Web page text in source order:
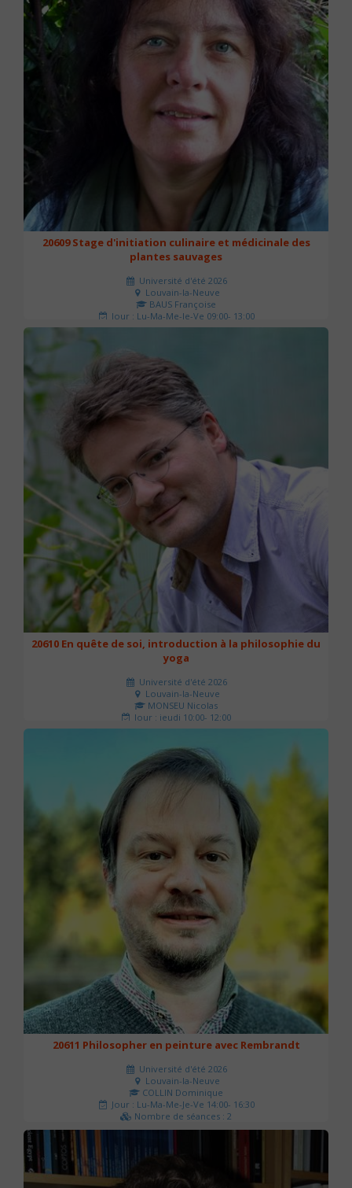
20609 Stage d'initiation culinaire et médicinale des
plantes sauvages
Université d'été 2026
Louvain-la-Neuve
BAUS Françoise
Jour : Lu-Ma-Me-Je-Ve 09:00- 13:00
Nombre de séances : 3
20610 En quête de soi, introduction à la philosophie du
yoga
Université d'été 2026
Louvain-la-Neuve
MONSEU Nicolas
Jour : jeudi 10:00- 12:00
Nombre de séances : 1
20611 Philosopher en peinture avec Rembrandt
Université d'été 2026
Louvain-la-Neuve
COLLIN Dominique
Jour : Lu-Ma-Me-Je-Ve 14:00- 16:30
Nombre de séances : 2
51 €